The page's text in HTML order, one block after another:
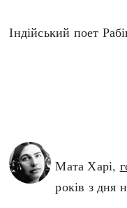
індійський поет
Мата Харі,
років з дня